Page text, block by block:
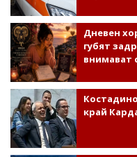
Дневен
губят
внимават
край